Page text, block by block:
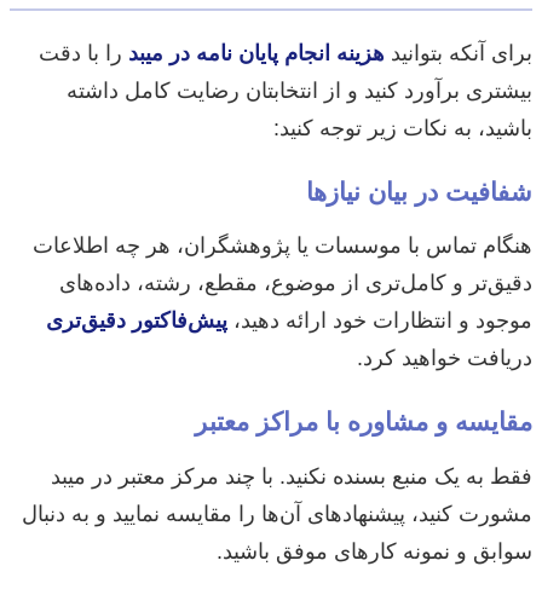
برای آنکه بتوانید هزینه انجام پایان نامه در میبد را با دقت
بیشتری برآورد کنید و از انتخابتان رضایت کامل داشته
باشید، به نکات زیر توجه کنید:
شفافیت در بیان نیازها
هنگام تماس با موسسات یا پژوهشگران، هر چه اطلاعات
دقیق‌تر و کامل‌تری از موضوع، مقطع، رشته، داده‌های
موجود و انتظارات خود ارائه دهید، پیش‌فاکتور دقیق‌تری
دریافت خواهید کرد.
مقایسه و مشاوره با مراکز معتبر
فقط به یک منبع بسنده نکنید. با چند مرکز معتبر در میبد
مشورت کنید، پیشنهادهای آن‌ها را مقایسه نمایید و به دنبال
سوابق و نمونه کارهای موفق باشید.